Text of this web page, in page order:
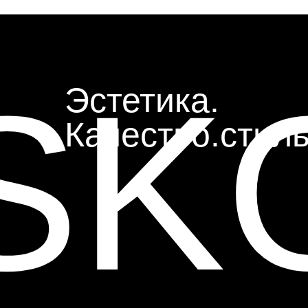
Эстетика.